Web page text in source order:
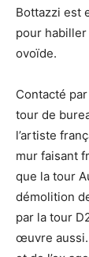
Bottazzi est
pour
ovoïde.
Contacté
tour de
l’artiste
mur faisant
que la tour
démolition
par la tour
œuvre aussi.